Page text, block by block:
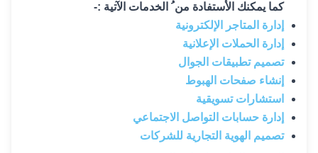
كما يمكنك الأستفادة من ُ الخدمات الآتية :-
إدارة المتاجر الإلكترونية
إدارة الحملات الإعلانية
تصميم تطبيقات الجوال
إنشاء صفحات الهبوط
استشارات تسويقية
إدارة حسابات التواصل الاجتماعي
تصميم الهوية التجارية للشركات